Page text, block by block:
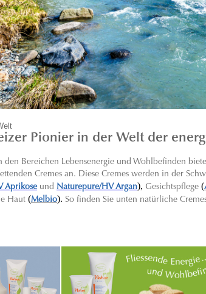
Pionier in der Welt der
Bereichen Lebensenergie und Wohlbefinden
Cremes an. Diese Cremes werden in der
Aprikose und Naturepure/HV Argan), Gesichtspflege (
Haut (Melbio). So finden Sie unten natürliche